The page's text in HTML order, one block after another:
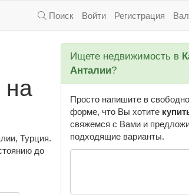
Поиск Войти Регистрация
на
Турция.
до
Ищете недвижимость в
Анталии?
Просто напишите в
форме, что Вы хотите
свяжемся с Вами и
подходящие варианты.